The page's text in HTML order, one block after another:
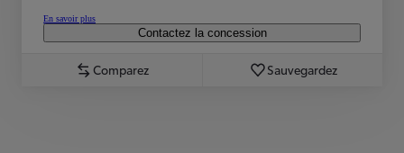
En savoir plus
Contactez la concession
Comparez Sauvegardez